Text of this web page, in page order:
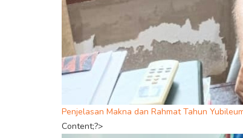
Penjelasan Makna dan Rahmat Tahun
Content;?>